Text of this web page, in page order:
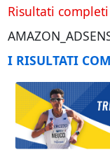
Risultati
I RISULTATI